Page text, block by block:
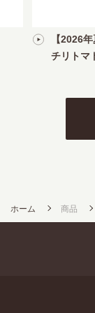
【2026
チリトマ
ホーム 商品